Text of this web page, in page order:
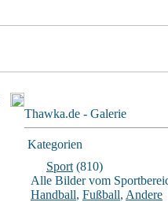
Thawka.de - Galerie
Kategorien
Sport (810)
Alle Bilder vom
Handball, Fußball, Andere